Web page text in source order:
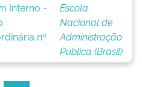
Interno -
nº
Escola
Nacional de
Administração
Pública (Brasil)